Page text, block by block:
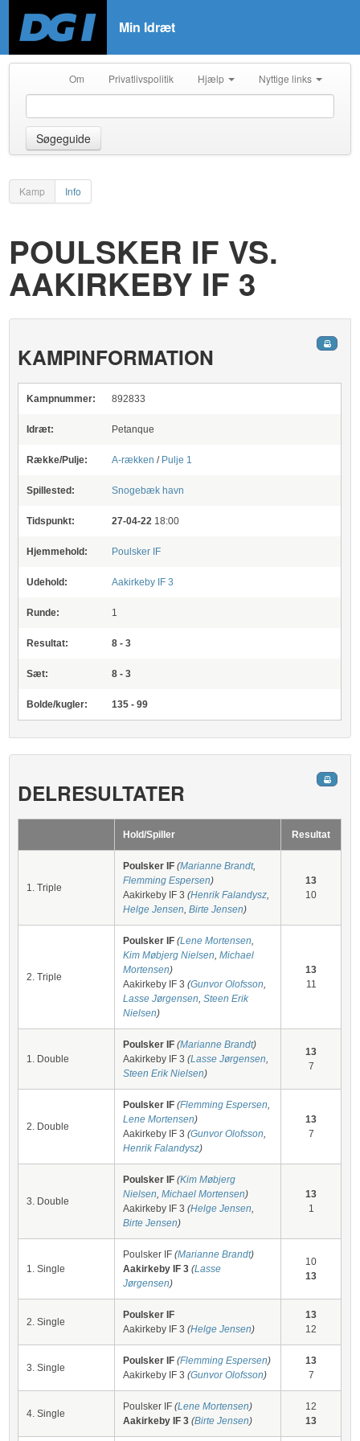
Min Idræt
Om Privatlivspolitik Hjælp Nyttige links
Søgeguide
Kamp Info
POULSKER IF VS.
AAKIRKEBY IF 3
KAMPINFORMATION
Kampnummer: 892833
Idræt: Petanque
Række/Pulje: A-rækken / Pulje 1
Spillested: Snogebæk havn
Tidspunkt: 27-04-22 18:00
Hjemmehold: Poulsker IF
Udehold: Aakirkeby IF 3
Runde: 1
Resultat: 8 - 3
Sæt: 8 - 3
Bolde/kugler: 135 - 99
DELRESULTATER
Hold/Spiller Resultat
1. Triple
Poulsker IF(Marianne Brandt,
Flemming Espersen)
Aakirkeby IF 3(Henrik Falandysz,
Helge Jensen,Birte Jensen)
13
10
2. Triple
Poulsker IF(Lene Mortensen,
Kim Møbjerg Nielsen,Michael
Mortensen)
Aakirkeby IF 3(Gunvor Olofsson,
Lasse Jørgensen,Steen Erik
Nielsen)
13
11
1. Double
Poulsker IF(Marianne Brandt)
Aakirkeby IF 3(Lasse Jørgensen,
Steen Erik Nielsen)
13
7
2. Double
Poulsker IF(Flemming Espersen,
Lene Mortensen)
Aakirkeby IF 3(Gunvor Olofsson,
Henrik Falandysz)
13
7
3. Double
Poulsker IF(Kim Møbjerg
Nielsen,Michael Mortensen)
Aakirkeby IF 3(Helge Jensen,
Birte Jensen)
13
1
1. Single
Poulsker IF(Marianne Brandt)
Aakirkeby IF 3(Lasse
Jørgensen)
10
13
2. Single
Poulsker IF
Aakirkeby IF 3(Helge Jensen)
13
12
3. Single
Poulsker IF(Flemming Espersen)
Aakirkeby IF 3(Gunvor Olofsson)
13
7
4. Single
Poulsker IF(Lene Mortensen)
Aakirkeby IF 3(Birte Jensen)
12
13